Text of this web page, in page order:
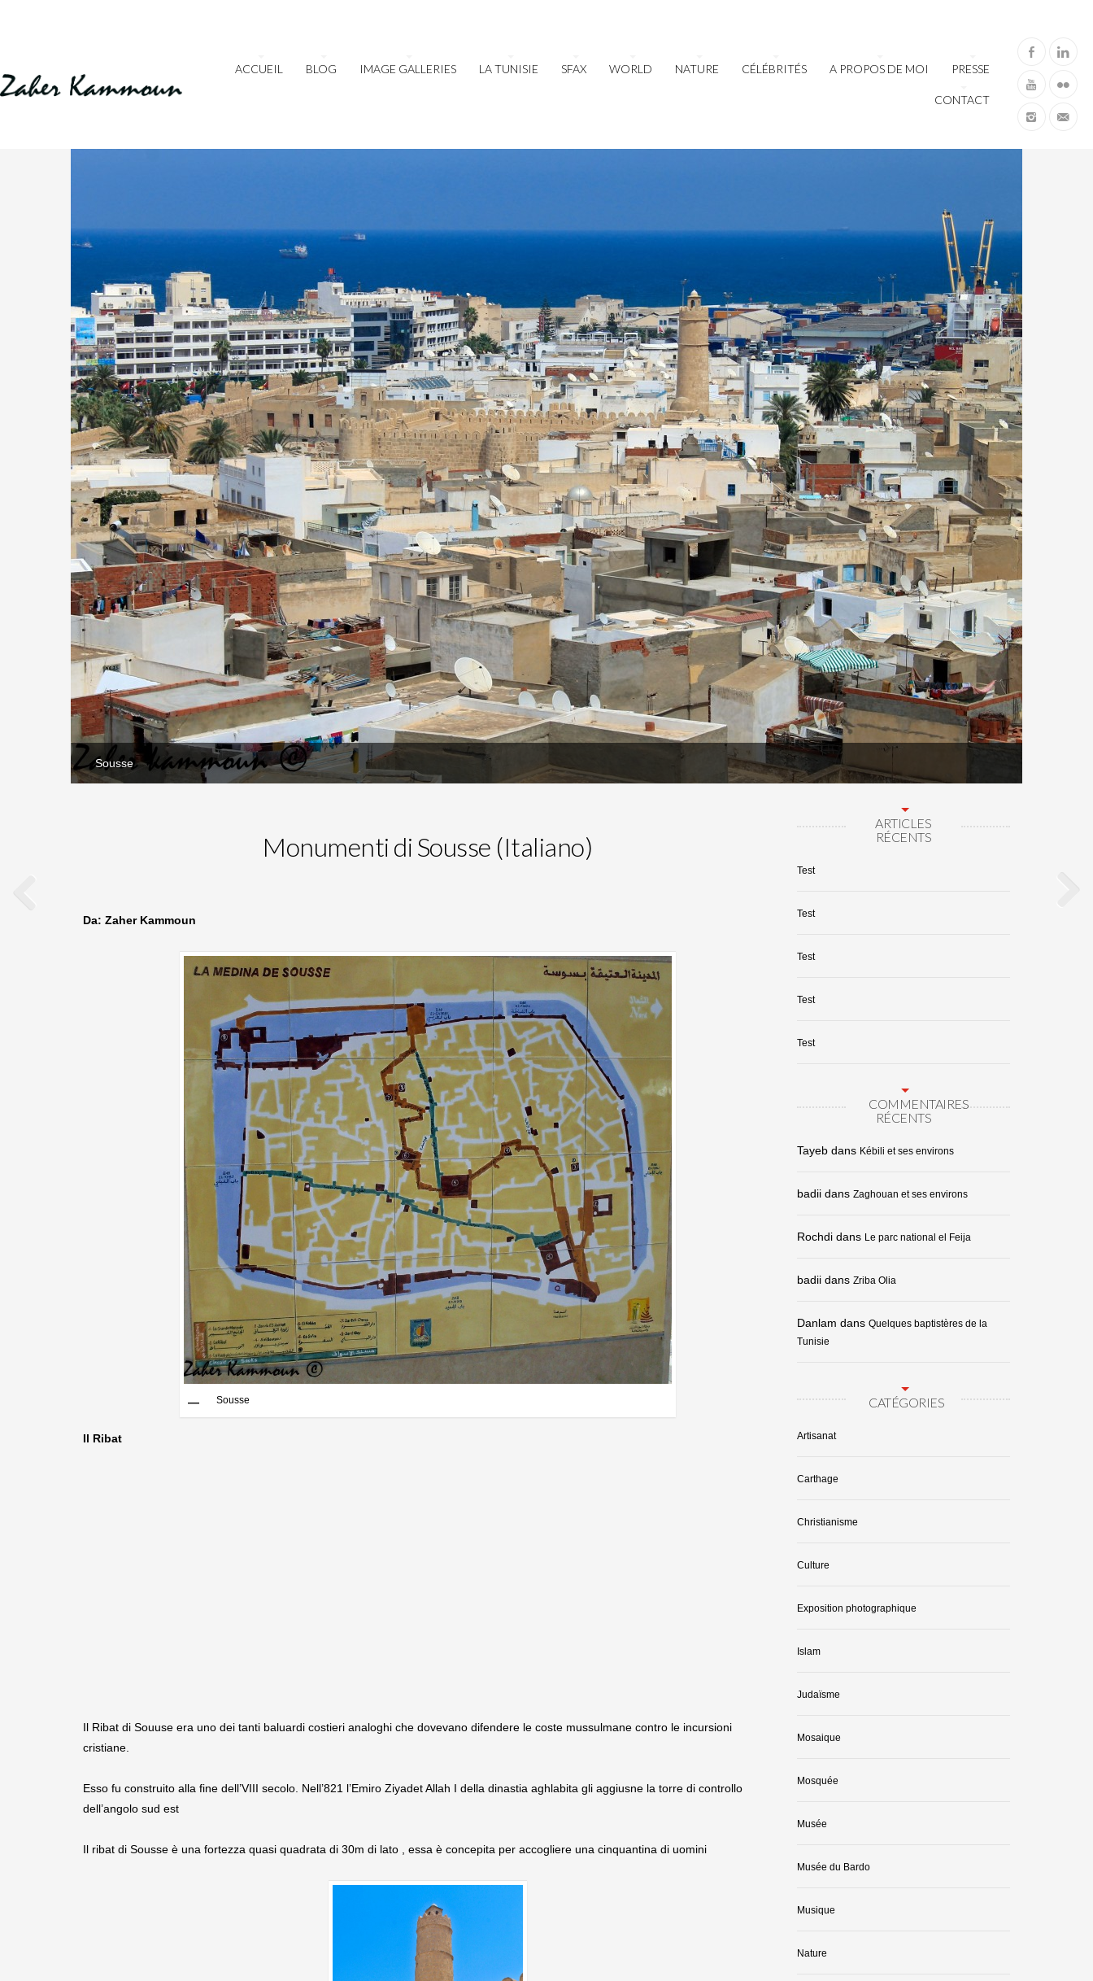
ACCUEIL BLOG IMAGE GALLERIES LA TUNISIE SFAX WORLD NATURE CÉLÉBRITÉS A PROPOS DE MOI PRESSE
CONTACT
Sousse
Monumenti di Sousse (Italiano)
Da: Zaher Kammoun
Sousse
Il Ribat
Il Ribat di Souuse era uno dei tanti baluardi costieri analoghi che dovevano difendere le coste mussulmane contro le incursioni
cristiane.
Esso fu construito alla fine dell’VIII secolo. Nell’821 l’Emiro Ziyadet Allah I della dinastia aghlabita gli aggiusne la torre di controllo
dell’angolo sud est
Il ribat di Sousse è una fortezza quasi quadrata di 30m di lato , essa è concepita per accogliere una cinquantina di uomini
ARTICLES
RÉCENTS
Test
Test
Test
Test
Test
COMMENTAIRES
RÉCENTS
Tayebdans Kébili et ses environs
badiidans Zaghouan et ses environs
Rochdidans Le parc national el Feija
badiidans Zriba Olia
Danlam dans Quelques baptistères de la
Tunisie
CATÉGORIES
Artisanat
Carthage
Christianisme
Culture
Exposition photographique
Islam
Judaïsme
Mosaique
Mosquée
Musée
Musée du Bardo
Musique
Nature